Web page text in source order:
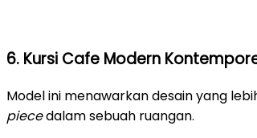
6. Kursi Cafe Modern
Model ini menawarkan desain yang
piecedalam sebuah ruangan.